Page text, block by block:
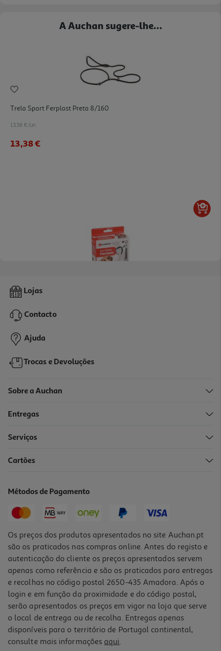
A Auchan sugere-lhe...
Trela Sport Ferplast Preta 8/160
13.38 €/un
13,38 €
Arnês Segurança Carro Flamingo Cão M 46-62cm
8,99 €
Peitoral Para Cão Curli Air Mesh Rosa S
Lojas
Contacto
Ajuda
Trocas e Devoluções
Sobre a Auchan
Entregas
Serviços
Cartões
Métodos de Pagamento
Os preços dos produtos apresentados no site Auchan.pt
são os praticados nas compras online. Antes do registo e
autenticação do cliente os preços apresentados servem
apenas como referência e são os praticados para entregas
e recolhas no código postal 2650-435 Amadora. Após o
login e em função da proximidade e do código postal,
serão apresentados os preços em vigor na loja que serve
o local de entrega ou de recolha. Entregas apenas
disponíveis para o território de Portugal continental,
consulte mais informações aqui.